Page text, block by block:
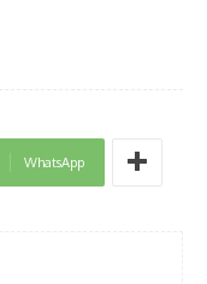
WhatsApp